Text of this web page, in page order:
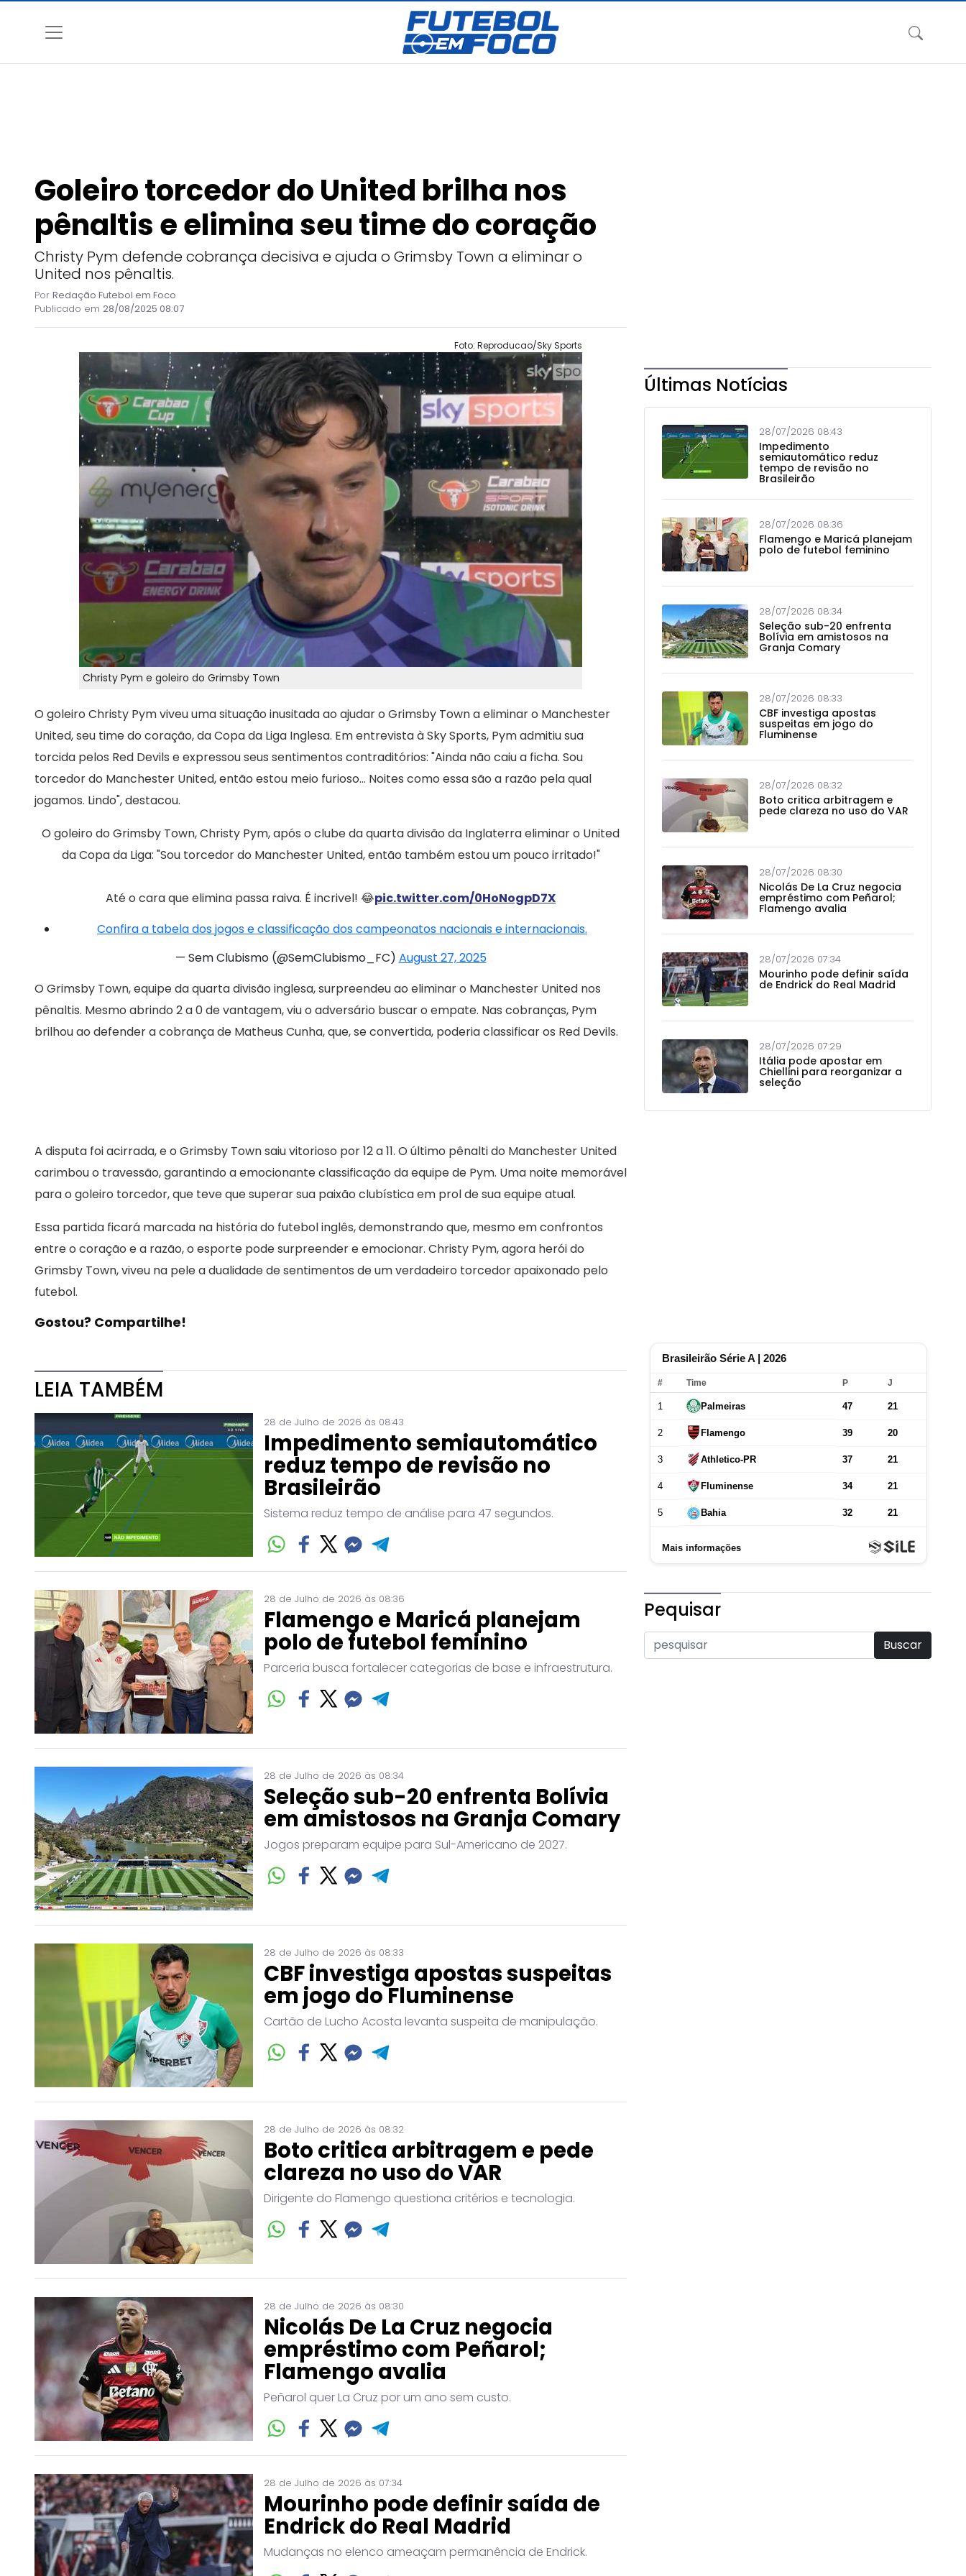
Goleiro torcedor do United brilha nos
pênaltis e elimina seu time do coração
Christy Pym defende cobrança decisiva e ajuda o Grimsby Town a eliminar o
United nos pênaltis.
Por Redação Futebol em Foco
Publicado em 28/08/2025 08:07
Foto: Reproducao/Sky Sports
Christy Pym e goleiro do Grimsby Town
O goleiro Christy Pym viveu uma situação inusitada ao ajudar o Grimsby Town a eliminar o Manchester
United, seu time do coração, da Copa da Liga Inglesa. Em entrevista à Sky Sports, Pym admitiu sua
torcida pelos Red Devils e expressou seus sentimentos contraditórios: "Ainda não caiu a ficha. Sou
torcedor do Manchester United, então estou meio furioso... Noites como essa são a razão pela qual
jogamos. Lindo", destacou.
O goleiro do Grimsby Town, Christy Pym, após o clube da quarta divisão da Inglaterra eliminar o United
da Copa da Liga: "Sou torcedor do Manchester United, então também estou um pouco irritado!"
Até o cara que elimina passa raiva. É incrivel! 😂pic.twitter.com/0HoNogpD7X
Confira a tabela dos jogos e classificação dos campeonatos nacionais e internacionais.
— Sem Clubismo (@SemClubismo_FC) August 27, 2025
O Grimsby Town, equipe da quarta divisão inglesa, surpreendeu ao eliminar o Manchester United nos
pênaltis. Mesmo abrindo 2 a 0 de vantagem, viu o adversário buscar o empate. Nas cobranças, Pym
brilhou ao defender a cobrança de Matheus Cunha, que, se convertida, poderia classificar os Red Devils.
A disputa foi acirrada, e o Grimsby Town saiu vitorioso por 12 a 11. O último pênalti do Manchester United
carimbou o travessão, garantindo a emocionante classificação da equipe de Pym. Uma noite memorável
para o goleiro torcedor, que teve que superar sua paixão clubística em prol de sua equipe atual.
Essa partida ficará marcada na história do futebol inglês, demonstrando que, mesmo em confrontos
entre o coração e a razão, o esporte pode surpreender e emocionar. Christy Pym, agora herói do
Grimsby Town, viveu na pele a dualidade de sentimentos de um verdadeiro torcedor apaixonado pelo
futebol.
Gostou? Compartilhe!
LEIA TAMBÉM
28 de Julho de 2026 às 08:43
Impedimento semiautomático
reduz tempo de revisão no
Brasileirão
Sistema reduz tempo de análise para 47 segundos.
28 de Julho de 2026 às 08:36
Flamengo e Maricá planejam
polo de futebol feminino
Parceria busca fortalecer categorias de base e infraestrutura.
28 de Julho de 2026 às 08:34
Seleção sub-20 enfrenta Bolívia
em amistosos na Granja Comary
Jogos preparam equipe para Sul-Americano de 2027.
28 de Julho de 2026 às 08:33
CBF investiga apostas suspeitas
em jogo do Fluminense
Cartão de Lucho Acosta levanta suspeita de manipulação.
28 de Julho de 2026 às 08:32
Boto critica arbitragem e pede
clareza no uso do VAR
Dirigente do Flamengo questiona critérios e tecnologia.
28 de Julho de 2026 às 08:30
Nicolás De La Cruz negocia
empréstimo com Peñarol;
Flamengo avalia
Peñarol quer La Cruz por um ano sem custo.
28 de Julho de 2026 às 07:34
Mourinho pode definir saída de
Endrick do Real Madrid
Mudanças no elenco ameaçam permanência de Endrick.
Últimas Notícias
28/07/2026 08:43
Impedimento
semiautomático reduz
tempo de revisão no
Brasileirão
28/07/2026 08:36
Flamengo e Maricá planejam
polo de futebol feminino
28/07/2026 08:34
Seleção sub-20 enfrenta
Bolívia em amistosos na
Granja Comary
28/07/2026 08:33
CBF investiga apostas
suspeitas em jogo do
Fluminense
28/07/2026 08:32
Boto critica arbitragem e
pede clareza no uso do VAR
28/07/2026 08:30
Nicolás De La Cruz negocia
empréstimo com Peñarol;
Flamengo avalia
28/07/2026 07:34
Mourinho pode definir saída
de Endrick do Real Madrid
28/07/2026 07:29
Itália pode apostar em
Chiellini para reorganizar a
seleção
Pequisar